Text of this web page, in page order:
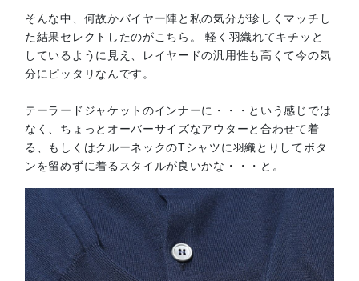
そんな中、何故かバイヤー陣と私の気分が珍しくマッチし
た結果セレクトしたのがこちら。 軽く羽織れてキチッと
しているように見え、レイヤードの汎用性も高くて今の気
分にピッタリなんです。
テーラードジャケットのインナーに・・・という感じでは
なく、ちょっとオーバーサイズなアウターと合わせて着
る、もしくはクルーネックのTシャツに羽織とりしてボタ
ンを留めずに着るスタイルが良いかな・・・と。